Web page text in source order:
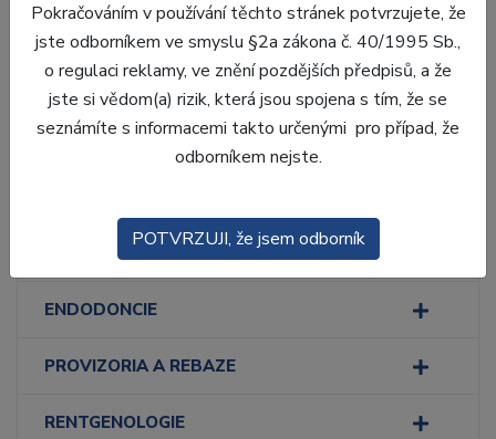
Laboratoř
Ordinace
ENDODONCIE
PROVIZORIA A REBAZE
RENTGENOLOGIE
Pokračováním v používání těchto stránek potvrzujete, že
jste odborníkem ve smyslu §2a zákona č. 40/1995 Sb.,
o regulaci reklamy, ve znění pozdějších předpisů, a že
jste si vědom(a) rizik, která jsou spojena s tím, že se
seznámíte s informacemi takto určenými pro případ, že
odborníkem nejste.
POTVRZUJI, že jsem odborník